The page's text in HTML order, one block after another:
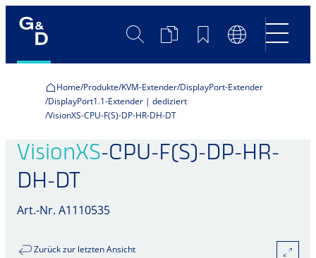
SucheProduktvergleich
Merkliste
Home Produkte KVM-Extender DisplayPort-Extender
DisplayPort1.1-Extender | dediziert
VisionXS-CPU-F(S)-DP-HR-DH-DT
VisionXS-CPU-F(S)-DP-HR-
DH-DT
Art.-Nr. A1110535
Zurück zur letzten Ansicht